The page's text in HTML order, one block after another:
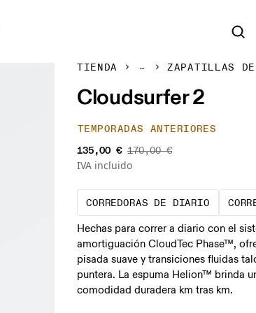
TIENDA ZAPATILLAS DE
Cloudsurfer 2
TEMPORADAS ANTERIORES
135,00 € 170,00 €
IVA incluido
CORREDORAS DE DIARIO
Las
Hechas para correr a diario con el
amortiguación CloudTec Phase™,
pisada suave y transiciones fluidas
puntera. La espuma Helion™ brinda
comodidad duradera km tras km.